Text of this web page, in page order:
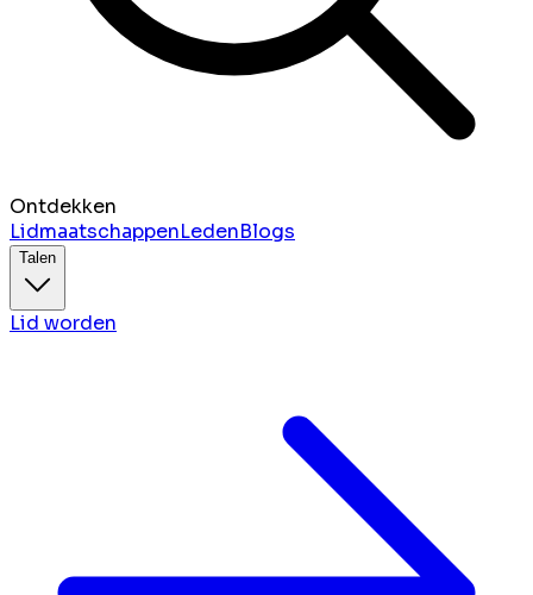
Ontdekken
LidmaatschappenLedenBlogs
Talen
Lid worden